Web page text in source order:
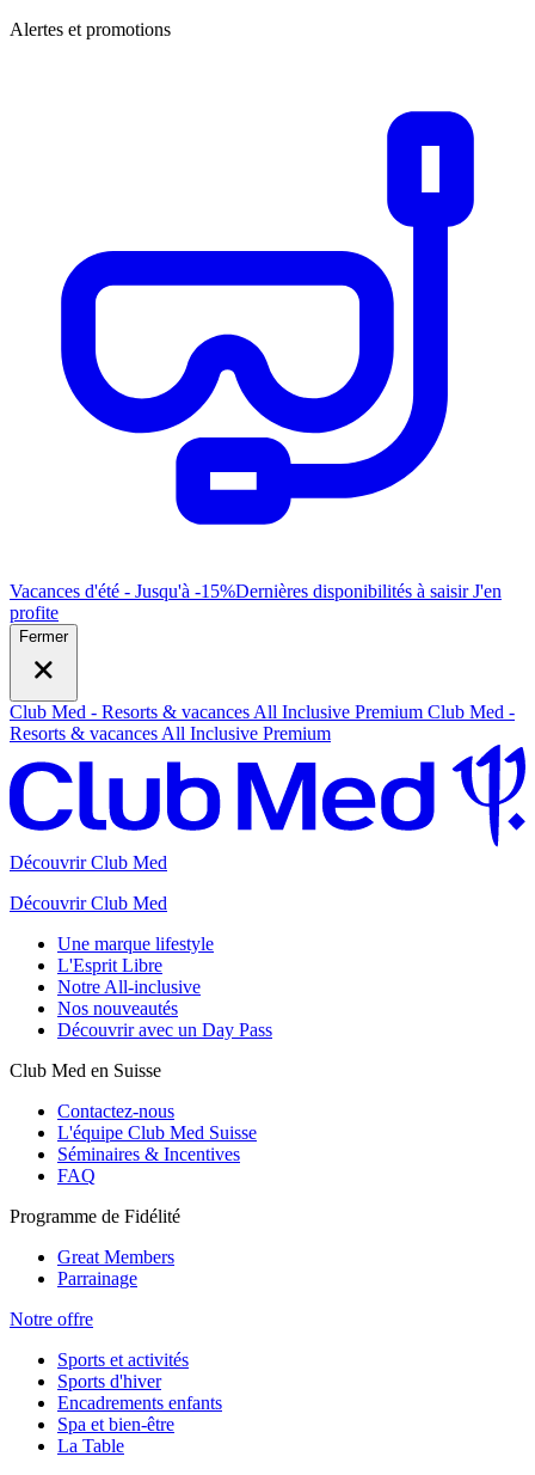
Alertes et promotions
Vacances d'été - Jusqu'à -15%Dernières disponibilités à saisirJ'en
profite
Fermer
Club Med - Resorts & vacances All Inclusive Premium Club Med -
Resorts & vacances All Inclusive Premium
Découvrir Club Med
Découvrir Club Med
Une marque lifestyle
L'Esprit Libre
Notre All-inclusive
Nos nouveautés
Découvrir avec un Day Pass
Club Med en Suisse
Contactez-nous
L'équipe Club Med Suisse
Séminaires & Incentives
FAQ
Programme de Fidélité
Great Members
Parrainage
Notre offre
Sports et activités
Sports d'hiver
Encadrements enfants
Spa et bien-être
La Table